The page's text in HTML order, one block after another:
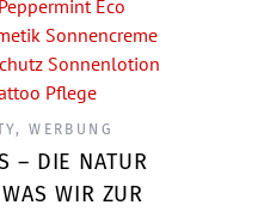
,WERBUNG
– DIE NATUR
WIR ZUR